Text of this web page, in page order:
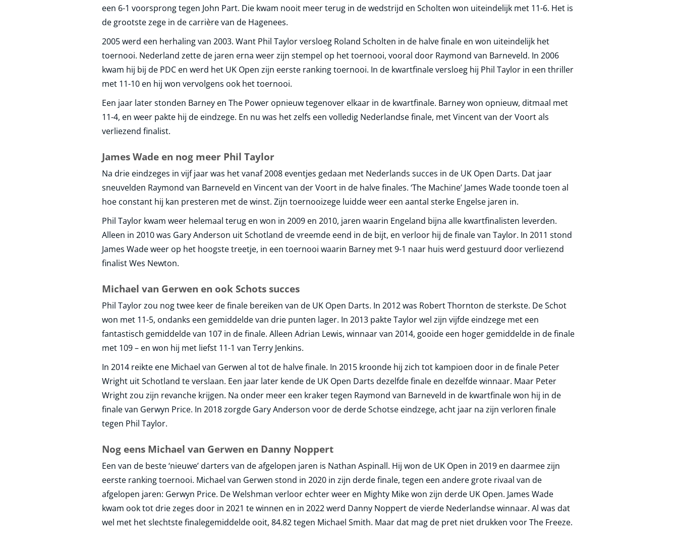
een 6-1 voorsprong tegen John Part. Die kwam nooit meer terug in de wedstrijd en Scholten won uiteindelijk met 11-6. Het is
de grootste zege in de carrière van de Hagenees.
2005 werd een herhaling van 2003. Want Phil Taylor versloeg Roland Scholten in de halve finale en won uiteindelijk het
toernooi. Nederland zette de jaren erna weer zijn stempel op het toernooi, vooral door Raymond van Barneveld. In 2006
kwam hij bij de PDC en werd het UK Open zijn eerste ranking toernooi. In de kwartfinale versloeg hij Phil Taylor in een thriller
met 11-10 en hij won vervolgens ook het toernooi.
Een jaar later stonden Barney en The Power opnieuw tegenover elkaar in de kwartfinale. Barney won opnieuw, ditmaal met
11-4, en weer pakte hij de eindzege. En nu was het zelfs een volledig Nederlandse finale, met Vincent van der Voort als
verliezend finalist.
James Wade en nog meer Phil Taylor
Na drie eindzeges in vijf jaar was het vanaf 2008 eventjes gedaan met Nederlands succes in de UK Open Darts. Dat jaar
sneuvelden Raymond van Barneveld en Vincent van der Voort in de halve finales. ‘The Machine’ James Wade toonde toen al
hoe constant hij kan presteren met de winst. Zijn toernooizege luidde weer een aantal sterke Engelse jaren in.
Phil Taylor kwam weer helemaal terug en won in 2009 en 2010, jaren waarin Engeland bijna alle kwartfinalisten leverden.
Alleen in 2010 was Gary Anderson uit Schotland de vreemde eend in de bijt, en verloor hij de finale van Taylor. In 2011 stond
James Wade weer op het hoogste treetje, in een toernooi waarin Barney met 9-1 naar huis werd gestuurd door verliezend
finalist Wes Newton.
Michael van Gerwen en ook Schots succes
Phil Taylor zou nog twee keer de finale bereiken van de UK Open Darts. In 2012 was Robert Thornton de sterkste. De Schot
won met 11-5, ondanks een gemiddelde van drie punten lager. In 2013 pakte Taylor wel zijn vijfde eindzege met een
fantastisch gemiddelde van 107 in de finale. Alleen Adrian Lewis, winnaar van 2014, gooide een hoger gemiddelde in de finale
met 109 – en won hij met liefst 11-1 van Terry Jenkins.
In 2014 reikte ene Michael van Gerwen al tot de halve finale. In 2015 kroonde hij zich tot kampioen door in de finale Peter
Wright uit Schotland te verslaan. Een jaar later kende de UK Open Darts dezelfde finale en dezelfde winnaar. Maar Peter
Wright zou zijn revanche krijgen. Na onder meer een kraker tegen Raymond van Barneveld in de kwartfinale won hij in de
finale van Gerwyn Price. In 2018 zorgde Gary Anderson voor de derde Schotse eindzege, acht jaar na zijn verloren finale
tegen Phil Taylor.
Nog eens Michael van Gerwen en Danny Noppert
Een van de beste ‘nieuwe’ darters van de afgelopen jaren is Nathan Aspinall. Hij won de UK Open in 2019 en daarmee zijn
eerste ranking toernooi. Michael van Gerwen stond in 2020 in zijn derde finale, tegen een andere grote rivaal van de
afgelopen jaren: Gerwyn Price. De Welshman verloor echter weer en Mighty Mike won zijn derde UK Open. James Wade
kwam ook tot drie zeges door in 2021 te winnen en in 2022 werd Danny Noppert de vierde Nederlandse winnaar. Al was dat
wel met het slechtste finalegemiddelde ooit, 84.82 tegen Michael Smith. Maar dat mag de pret niet drukken voor The Freeze.